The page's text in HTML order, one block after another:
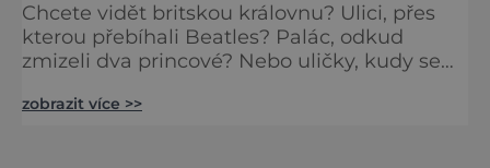
Chcete vidět britskou královnu? Ulici, přes
kterou přebíhali Beatles? Palác, odkud
zmizeli dva princové? Nebo uličky, kudy se
jak to všechno stihnout? Kouzelný Londýn
zobrazit více >>